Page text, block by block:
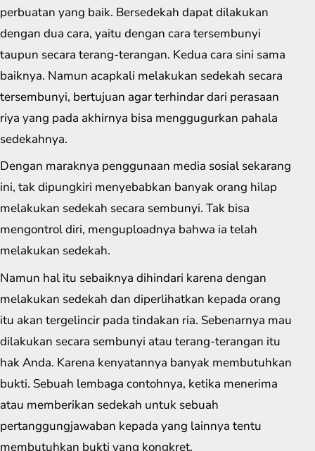
perbuatan yang baik. Bersedekah dapat dilakukan
dengan dua cara, yaitu dengan cara tersembunyi
taupun secara terang-terangan. Kedua cara sini sama
baiknya. Namun acapkali melakukan sedekah secara
tersembunyi, bertujuan agar terhindar dari perasaan
riya yang pada akhirnya bisa menggugurkan pahala
sedekahnya.
Dengan maraknya penggunaan media sosial sekarang
ini, tak dipungkiri menyebabkan banyak orang hilap
melakukan sedekah secara sembunyi. Tak bisa
mengontrol diri, menguploadnya bahwa ia telah
melakukan sedekah.
Namun hal itu sebaiknya dihindari karena dengan
melakukan sedekah dan diperlihatkan kepada orang
itu akan tergelincir pada tindakan ria. Sebenarnya mau
dilakukan secara sembunyi atau terang-terangan itu
hak Anda. Karena kenyatannya banyak membutuhkan
bukti. Sebuah lembaga contohnya, ketika menerima
atau memberikan sedekah untuk sebuah
pertanggungjawaban kepada yang lainnya tentu
membutuhkan bukti yang kongkret.